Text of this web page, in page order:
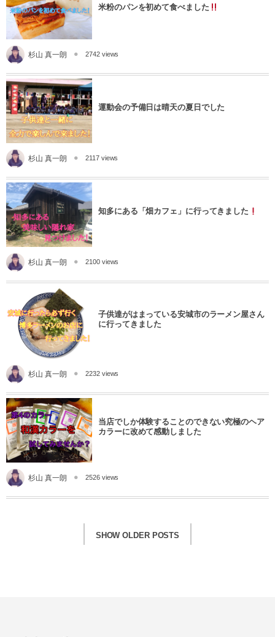
米粉のパンを初めて食べました
杉山 真一朗 2742 views
運動会の予備日は晴天の夏日でした
杉山 真一朗 2117 views
知多にある「畑カフェ」に行ってきました
杉山 真一朗 2100 views
子供達がはまっている安城市のラーメン屋さん
に行ってきました
杉山 真一朗 2232 views
当店でしか体験することのできない究極のヘア
カラーに改めて感動しました
杉山 真一朗 2526 views
SHOW OLDER POSTS